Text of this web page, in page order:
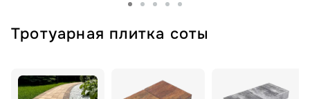
Тротуарная плитка соты